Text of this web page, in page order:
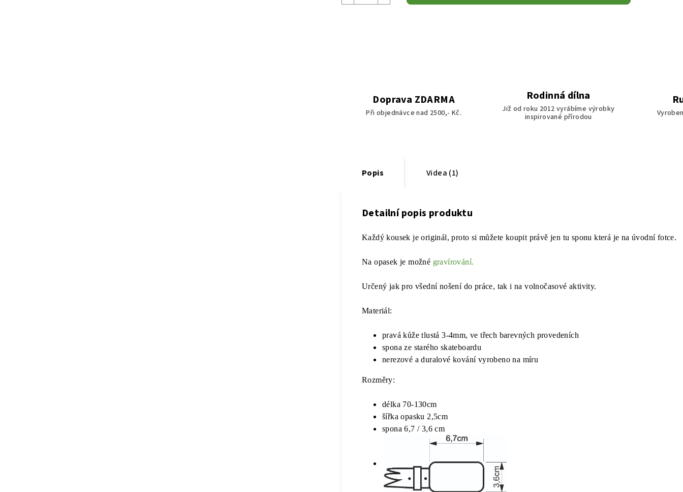
Doprava ZDARMA
Při objednávce nad 2500,- Kč.
Rodinná dílna
Již od roku 2012 vyrábíme výrobky
inspirované přírodou
Popis Videa (1)
Detailní popis produktu
Každý kousek je originál, proto si můžete koupit právě jen tu sponu která je na úvodní fotce.
Na opasek je možné gravírování.
Určený jak pro všední nošení do práce, tak i na volnočasové aktivity.
Materiál:
pravá kůže tlustá 3-4mm, ve třech barevných provedeních
spona ze starého skateboardu
nerezové a duralové kování vyrobeno na míru
Rozměry:
délka 70-130cm
šířka opasku 2,5cm
spona 6,7 / 3,6 cm